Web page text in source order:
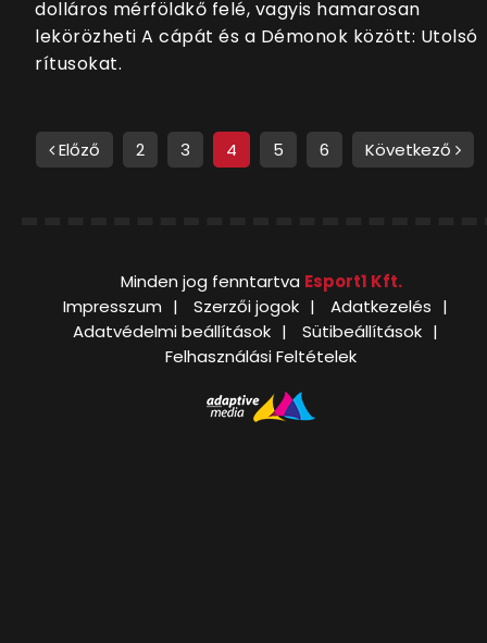
dolláros mérföldkő felé, vagyis hamarosan
lekörözheti A cápát és a Démonok között: Utolsó
rítusokat.
Előző 2 3 4 5 6 Következő
Minden jog fenntartva Esport1 Kft.
Impresszum
Szerzői jogok
Adatkezelés
Adatvédelmi beállítások
Sütibeállítások
Felhasználási Feltételek